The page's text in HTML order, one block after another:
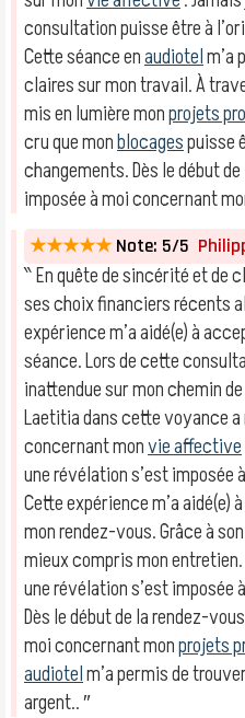
consultation puisse être à
Cette séance enaudiotelm’a
claires sur mon travail. À
mis en lumière monprojets
cru que monblocagespuisse
changements. Dès le début
imposée à moi concernant
★★★★★ Note: 5/5
‶ En quête de sincérité et de
ses choix financiers récents
expérience m’a aidé(e) à
séance. Lors de cette
inattendue sur mon chemin de
Laetitia dans cette voyance
concernant monvie affective
une révélation s’est imposée
Cette expérience m’a
mon rendez-vous. Grâce à
mieux compris mon
une révélation s’est
Dès le début de la rendez-
moi concernant monprojets
audiotelm’a permis de
argent.. ″